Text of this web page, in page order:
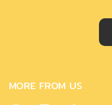
MORE FROM US